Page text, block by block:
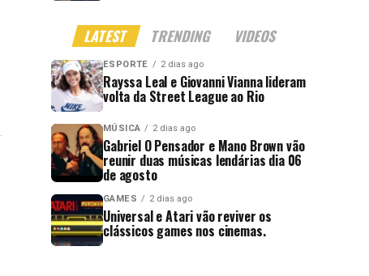
LATEST TRENDING VIDEOS
ESPORTE 2 dias ago
Rayssa Leal e Giovanni Vianna lideram
volta da Street League ao Rio
MÚSICA 2 dias ago
Gabriel O Pensador e Mano Brown vão
reunir duas músicas lendárias dia 06
de agosto
GAMES 2 dias ago
Universal e Atari vão reviver os
clássicos games nos cinemas.